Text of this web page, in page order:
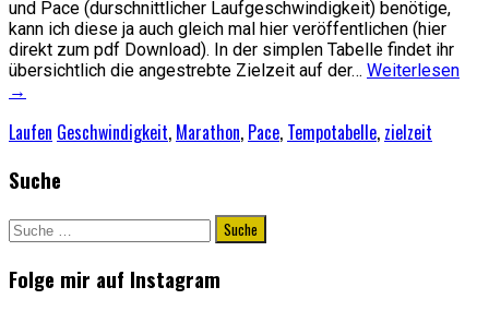
und Pace (durschnittlicher Laufgeschwindigkeit) benötige,
kann ich diese ja auch gleich mal hier veröffentlichen (hier
direkt zum pdf Download). In der simplen Tabelle findet ihr
übersichtlich die angestrebte Zielzeit auf der… Weiterlesen
→
Laufen Geschwindigkeit, Marathon, Pace, Tempotabelle, zielzeit
Suche
Suche
nach:
Folge mir auf Instagram